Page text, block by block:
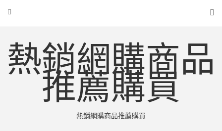
熱銷網購商品
推薦購買
熱銷網購商品推薦購買